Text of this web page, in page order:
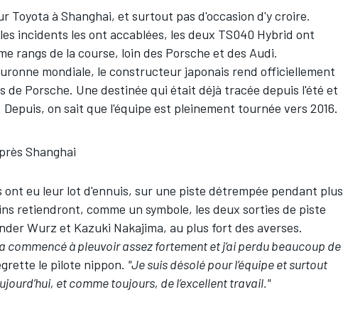
Toyota à Shanghai, et surtout pas d'occasion d'y croire.
incidents les ont accablées, les deux TS040 Hybrid ont
rangs de la course, loin des Porsche et des Audi.
mondiale, le constructeur japonais rend officiellement
de Porsche. Une destinée qui était déjà tracée depuis l'été et
on sait que l'équipe est pleinement tournée vers 2016.
Shanghai
ont eu leur lot d'ennuis, sur une piste détrempée pendant plus
retiendront, comme un symbole, les deux sorties de piste
Wurz et Kazuki Nakajima, au plus fort des averses.
commencé à pleuvoir assez fortement et j’ai perdu beaucoup de
le pilote nippon. "Je suis désolé pour l’équipe et surtout
et comme toujours, de l’excellent travail."